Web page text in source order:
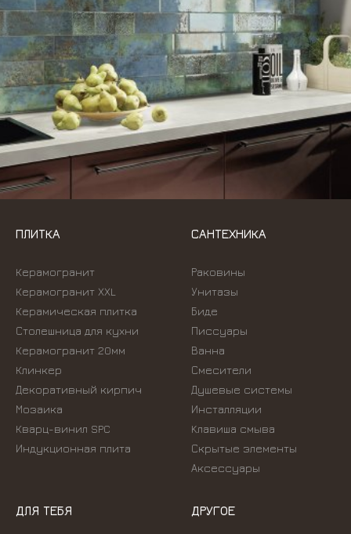
ПЛИТКА
Керамогранит
Керамогранит XXL
Керамическая плитка
Столешница для кухни
Керамогранит 20мм
Клинкер
Декоративный кирпич
Мозаика
Кварц-винил SPC
Индукционная плита
САНТЕХНИКА
Раковины
Унитазы
Биде
Писсуары
Ванна
Смесители
Душевые системы
Инсталляции
Kлавиша смыва
Скрытые элементы
Аксессуары
ДЛЯ ТЕБЯ ДРУГОЕ